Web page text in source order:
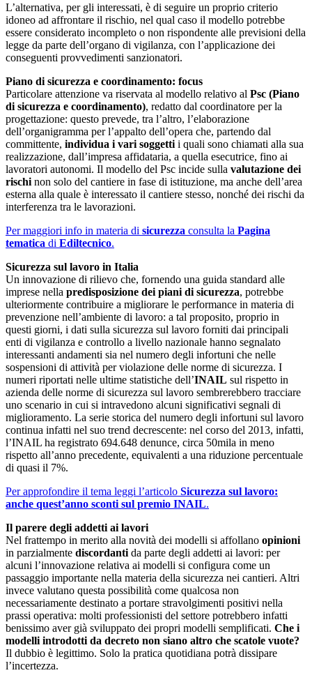
L’alternativa, per gli interessati, è di seguire un proprio criterio
idoneo ad affrontare il rischio, nel qual caso il modello potrebbe
essere considerato incompleto o non rispondente alle previsioni della
legge da parte dell’organo di vigilanza, con l’applicazione dei
conseguenti provvedimenti sanzionatori.
Piano di sicurezza e coordinamento: focus
Particolare attenzione va riservata al modello relativo al Psc (Piano
di sicurezza e coordinamento), redatto dal coordinatore per la
progettazione: questo prevede, tra l’altro, l’elaborazione
dell’organigramma per l’appalto dell’opera che, partendo dal
committente, individua i vari soggetti i quali sono chiamati alla sua
realizzazione, dall’impresa affidataria, a quella esecutrice, fino ai
lavoratori autonomi. Il modello del Psc incide sulla valutazione dei
rischi non solo del cantiere in fase di istituzione, ma anche dell’area
esterna alla quale è interessato il cantiere stesso, nonché dei rischi da
interferenza tra le lavorazioni.
Per maggiori info in materia di sicurezza consulta la Pagina
tematica di Ediltecnico.
Sicurezza sul lavoro in Italia
Un innovazione di rilievo che, fornendo una guida standard alle
imprese nella predisposizione dei piani di sicurezza, potrebbe
ulteriormente contribuire a migliorare le performance in materia di
prevenzione nell’ambiente di lavoro: a tal proposito, proprio in
questi giorni, i dati sulla sicurezza sul lavoro forniti dai principali
enti di vigilanza e controllo a livello nazionale hanno segnalato
interessanti andamenti sia nel numero degli infortuni che nelle
sospensioni di attività per violazione delle norme di sicurezza. I
numeri riportati nelle ultime statistiche dell’INAIL sul rispetto in
azienda delle norme di sicurezza sul lavoro sembrerebbero tracciare
uno scenario in cui si intravedono alcuni significativi segnali di
miglioramento. La serie storica del numero degli infortuni sul lavoro
continua infatti nel suo trend decrescente: nel corso del 2013, infatti,
l’INAIL ha registrato 694.648 denunce, circa 50mila in meno
rispetto all’anno precedente, equivalenti a una riduzione percentuale
di quasi il 7%.
Per approfondire il tema leggi l’articolo Sicurezza sul lavoro:
anche quest’anno sconti sul premio INAIL.
Il parere degli addetti ai lavori
Nel frattempo in merito alla novità dei modelli si affollano opinioni
in parzialmente discordanti da parte degli addetti ai lavori: per
alcuni l’innovazione relativa ai modelli si configura come un
passaggio importante nella materia della sicurezza nei cantieri. Altri
invece valutano questa possibilità come qualcosa non
necessariamente destinato a portare stravolgimenti positivi nella
prassi operativa: molti professionisti del settore potrebbero infatti
benissimo aver già sviluppato dei propri modelli semplificati. Che i
modelli introdotti da decreto non siano altro che scatole vuote?
Il dubbio è legittimo. Solo la pratica quotidiana potrà dissipare
l’incertezza.